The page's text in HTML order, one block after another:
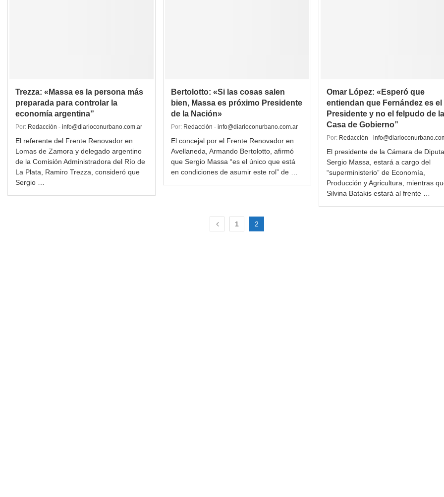
Trezza: «Massa es la persona más
preparada para controlar la
economía argentina”
Por: Redacción - info@diarioconurbano.com.ar
El referente del Frente Renovador en
Lomas de Zamora y delegado argentino
de la Comisión Administradora del Río de
La Plata, Ramiro Trezza, consideró que
Sergio …
Bertolotto: «Si las cosas salen
bien, Massa es próximo Presidente
de la Nación»
Por: Redacción - info@diarioconurbano.com.ar
El concejal por el Frente Renovador en
Avellaneda, Armando Bertolotto, afirmó
que Sergio Massa “es el único que está
en condiciones de asumir este rol” de …
Omar López: «Esperó que
entiendan que Fernández es el
Presidente y no el felpudo de la
Casa de Gobierno”
Por: Redacción -
El presidente de la Cámara de
Sergio Massa, estará a cargo del
“superministerio” de Economía,
Producción y Agricultura, mientras
Silvina Batakis estará al frente …
1 2